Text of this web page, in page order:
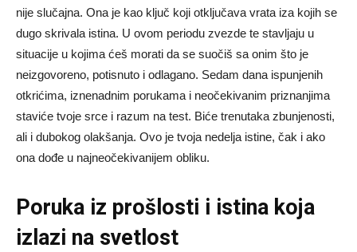
nije slučajna. Ona je kao ključ koji otključava vrata iza kojih se
dugo skrivala istina. U ovom periodu zvezde te stavljaju u
situacije u kojima ćeš morati da se suočiš sa onim što je
neizgovoreno, potisnuto i odlagano. Sedam dana ispunjenih
otkrićima, iznenadnim porukama i neočekivanim priznanjima
staviće tvoje srce i razum na test. Biće trenutaka zbunjenosti,
ali i dubokog olakšanja. Ovo je tvoja nedelja istine, čak i ako
ona dođe u najneočekivanijem obliku.
Poruka iz prošlosti i istina koja
izlazi na svetlost